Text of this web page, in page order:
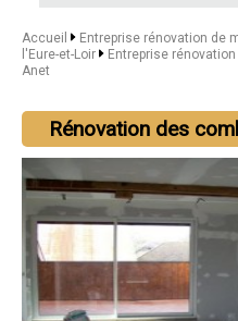
Accueil
Entreprise rénovation de
l'Eure-et-Loir
Entreprise
Anet
Rénovation des